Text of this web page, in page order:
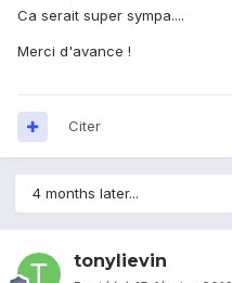
Ca serait super sympa....
Merci d'avance !
Citer
4 months later...
tonylievin